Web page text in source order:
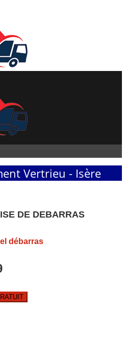
Vertrieu - Isère
DE DEBARRAS
débarras